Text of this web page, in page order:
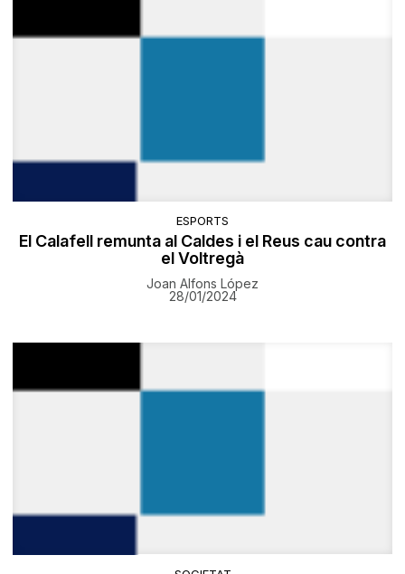
ESPORTS
El Calafell remunta al Caldes i el Reus cau contra
el Voltregà
Joan Alfons López
28/01/2024